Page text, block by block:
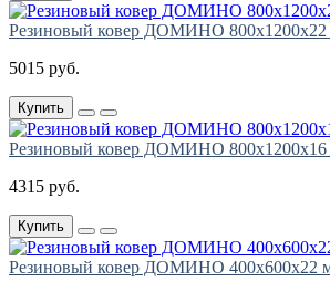
Резиновый ковер ДОМИНО
5015 руб.
Купить
Резиновый ковер ДОМИНО
4315 руб.
Купить
Резиновый ковер ДОМИНО 400х600х22